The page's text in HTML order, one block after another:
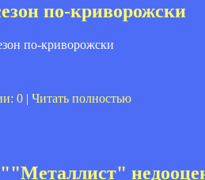
по-криворожски
0 | Читать полностью